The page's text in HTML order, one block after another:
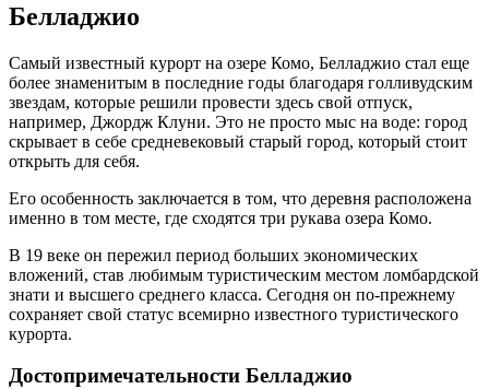
Белладжио
Самый известный курорт на озере Комо, Белладжио стал еще
более знаменитым в последние годы благодаря голливудским
звездам, которые решили провести здесь свой отпуск,
например, Джордж Клуни. Это не просто мыс на воде: город
скрывает в себе средневековый старый город, который стоит
открыть для себя.
Его особенность заключается в том, что деревня расположена
именно в том месте, где сходятся три рукава озера Комо.
В 19 веке он пережил период больших экономических
вложений, став любимым туристическим местом ломбардской
знати и высшего среднего класса. Сегодня он по-прежнему
сохраняет свой статус всемирно известного туристического
курорта.
Достопримечательности Белладжио